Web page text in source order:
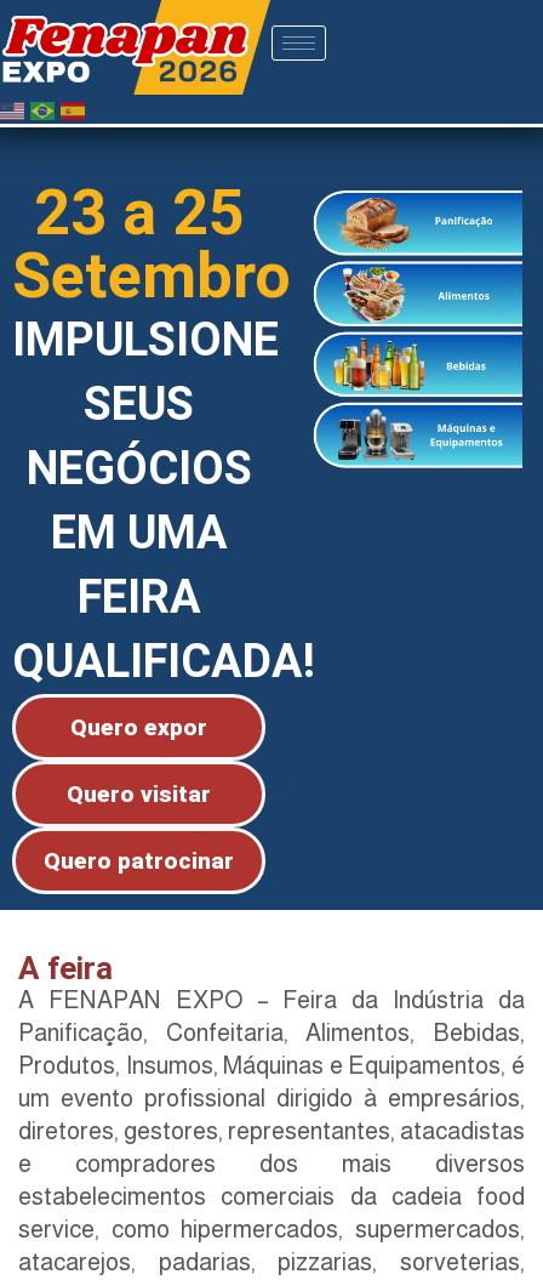
23 a 25
Setembro
IMPULSIONE
SEUS
NEGÓCIOS
EM UMA
FEIRA
QUALIFICADA!
Quero expor
Quero visitar
Quero patrocinar
A feira
A FENAPAN EXPO – Feira da Indústria da
Panificação, Confeitaria, Alimentos, Bebidas,
Produtos, Insumos, Máquinas e Equipamentos, é
um evento profissional dirigido à empresários,
diretores, gestores, representantes, atacadistas
e compradores dos mais diversos
estabelecimentos comerciais da cadeia food
service, como hipermercados, supermercados,
atacarejos, padarias, pizzarias, sorveterias,